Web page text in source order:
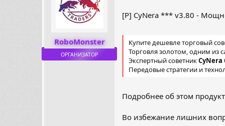
RoboMonster
ОРГАНИЗАТОР
[P] CyNera *** v3.80 -
Купите дешевле торговый
Торговля золотом, одним из
Экспертный советникCyNera
Передовые стратегии и
Подробнее об этом
Во избежание лишних